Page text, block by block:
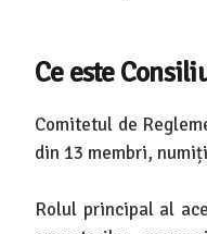
Ce este
Comitetul de
din 13 membri,
Rolul principal al